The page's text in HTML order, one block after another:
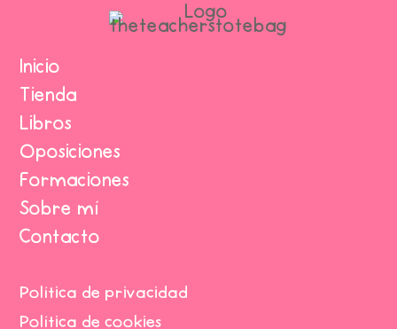
Inicio
Tienda
Libros
Oposiciones
Formaciones
Sobre mí
Contacto
Política de privacidad
Política de cookies